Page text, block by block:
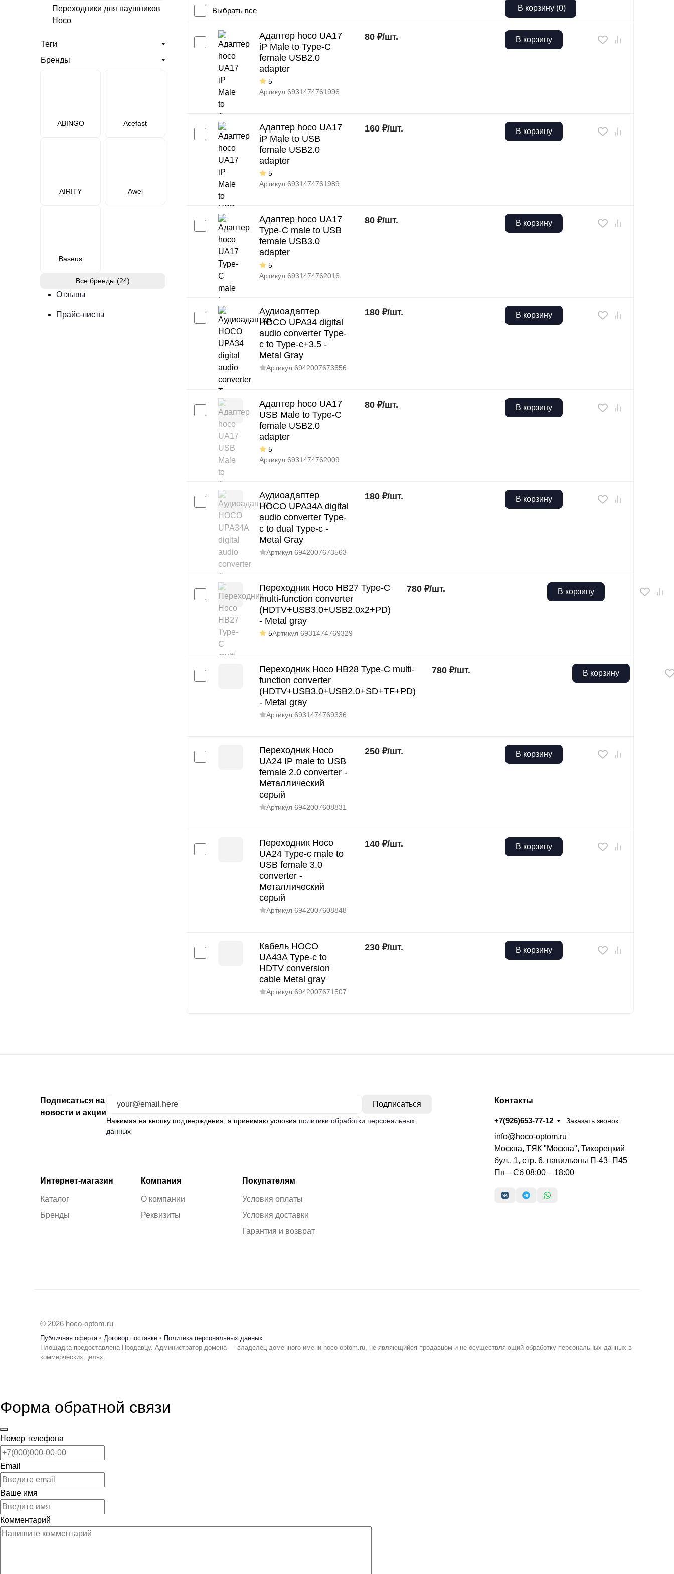
Переходники для наушников
Hoco
Теги
Бренды
ABINGO Acefast
AIRITY Awei
Baseus
Все бренды (24)
Отзывы
Прайс-листы
Выбрать все В корзину (0)
Адаптер hoco UA17
iP Male to Type-C
female USB2.0
adapter
5
Артикул 6931474761996
80 ₽/шт. В корзину
Адаптер hoco UA17
iP Male to USB
female USB2.0
adapter
5
Артикул 6931474761989
160 ₽/шт. В корзину
Адаптер hoco UA17
Type-C male to USB
female USB3.0
adapter
5
Артикул 6931474762016
80 ₽/шт. В корзину
Аудиоадаптер
HOCO UPA34 digital
audio converter Type-
c to Type-c+3.5 -
Metal Gray
Артикул 6942007673556
180 ₽/шт. В корзину
Адаптер hoco UA17
USB Male to Type-C
female USB2.0
adapter
5
Артикул 6931474762009
80 ₽/шт. В корзину
Аудиоадаптер
HOCO UPA34A digital
audio converter Type-
c to dual Type-c -
Metal Gray
Артикул 6942007673563
180 ₽/шт. В корзину
Переходник Hoco HB27 Type-C
multi-function converter
(HDTV+USB3.0+USB2.0x2+PD)
- Metal gray
5Артикул 6931474769329
780 ₽/шт. В корзину
Переходник Hoco HB28 Type-C multi-
function converter
(HDTV+USB3.0+USB2.0+SD+TF+PD)
- Metal gray
Артикул 6931474769336
780 ₽/шт. В корзину
Переходник Hoco
UA24 IP male to USB
female 2.0 converter -
Металлический
серый
Артикул 6942007608831
250 ₽/шт. В корзину
Переходник Hoco
UA24 Type-c male to
USB female 3.0
converter -
Металлический
серый
Артикул 6942007608848
140 ₽/шт. В корзину
Кабель HOCO
UA43A Type-c to
HDTV conversion
cable Metal gray
Артикул 6942007671507
230 ₽/шт. В корзину
Подписаться на
новости и акции
Нажимая на кнопку подтверждения, я принимаю условия политики обработки персональных
данных
Интернет-магазин
Каталог
Бренды
Компания
О компании
Реквизиты
Покупателям
Условия оплаты
Условия доставки
Гарантия и возврат
Контакты
+7(926)653-77-12 Заказать звонок
info@hoco-optom.ru
Москва, ТЯК "Москва", Тихорецкий
бул., 1, стр. 6, павильоны П-43–П45
Пн—Сб 08:00 – 18:00
© 2026 hoco-optom.ru
Публичная оферта• Договор поставки • Политика персональных данных
Площадка предоставлена Продавцу. Администратор домена — владелец доменного имени hoco-optom.ru, не являющийся продавцом и не осуществляющий обработку персональных данных в
коммерческих целях.
Форма обратной связи
Номер телефона
Email
Ваше имя
Комментарий